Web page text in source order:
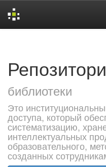
библиотеки
Это
доступа, который
систематизацию,
интеллектуальных
образовательного,
созданных